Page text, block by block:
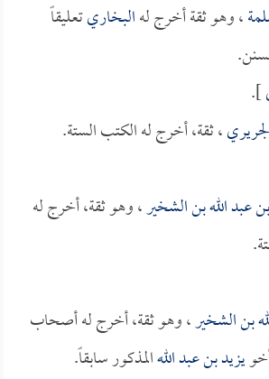
، وهو ثقة أخرج لهالبخاريتعليقاً
].
، ثقة، أخرج له الكتب الستة.
عبد الله بن الشخير، وهو ثقة، أخرج له
بن الشخير، وهو ثقة، أخرج له أصحاب
يزيد بن عبد اللهالمذكور سابقاً.